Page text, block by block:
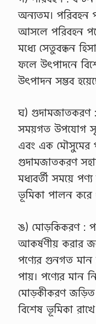
অন্যতম। পরিবহন
আসলে পরিবহন
মধ্যে সেতুবন্ধন
ফলে উৎপাদনে
উৎপাদন সম্ভব
ঘ) গুদামজাতকরণ :
সময়গত উপযোগ
এবং এক মৌসুমের
গুদামজাতকরণ
মধ্যবর্তী সময়ে
ভূমিকা পালন করে
ঙ) মোড়কিকরণ :
আকর্ষণীয় করার
পণ্যের গুনগত মান
পায়। পণ্যের মান
মোড়কীকরণ
বিশেষ ভূমিকা